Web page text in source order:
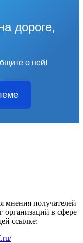
дороге,
о ней!
мнения получателей
организаций в сфере
ссылке: